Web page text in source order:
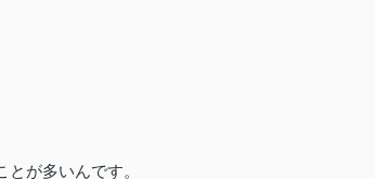
とが多いんです。